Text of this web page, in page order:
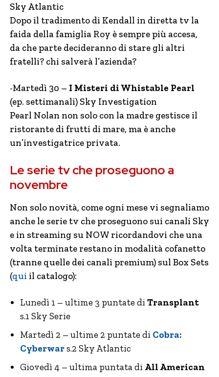
Sky Atlantic
Dopo il tradimento di Kendall in diretta tv la
faida della famiglia Roy è sempre più accesa,
da che parte decideranno di stare gli altri
fratelli? chi salverà l’azienda?
-Martedì 30 – I Misteri di Whistable Pearl
(ep. settimanali) Sky Investigation
Pearl Nolan non solo con la madre gestisce il
ristorante di frutti di mare, ma è anche
un’investigatrice privata.
Le serie tv che proseguono a
novembre
Non solo novità, come ogni mese vi segnaliamo
anche le serie tv che proseguono sui canali Sky
e in streaming su NOW ricordandovi che una
volta terminate restano in modalità cofanetto
(tranne quelle dei canali premium) sul Box Sets
(qui il catalogo):
Lunedì 1 – ultime 3 puntate di Transplant
s.1 Sky Serie
Martedì 2 – ultime 2 puntate di Cobra:
Cyberwars.2 Sky Atlantic
Giovedì 4 – ultima puntata di All American